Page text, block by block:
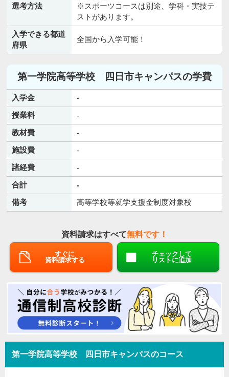
選考方法
※スポーツコースは別途、学科・実技テ
ストがあります。
入学できる都道
府県
全国から入学可能！
第一学院高等学校 四日市キャンパスの学費
入学金
-
授業料
-
教材費
-
施設費
-
諸経費
-
合計
-
備考
高等学校等就学支援金制度対象校
資料請求はすべて無料です！
すぐに
資料請求する
チェックして
リストに追加
第一学院高等学校 四日市キャンパスのコース